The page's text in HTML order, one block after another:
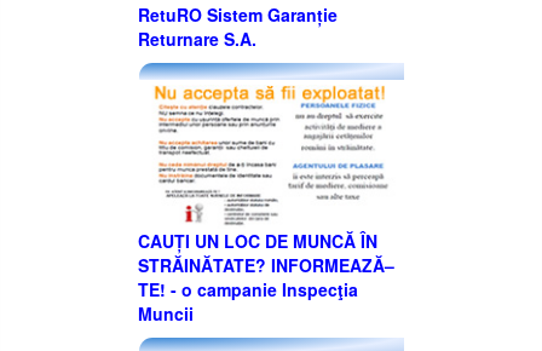
RetuRO Sistem Garanție
Returnare S.A.
CAUȚI UN LOC DE MUNCĂ ÎN
STRĂINĂTATE? INFORMEAZĂ–
TE! - o campanie Inspecţia
Muncii